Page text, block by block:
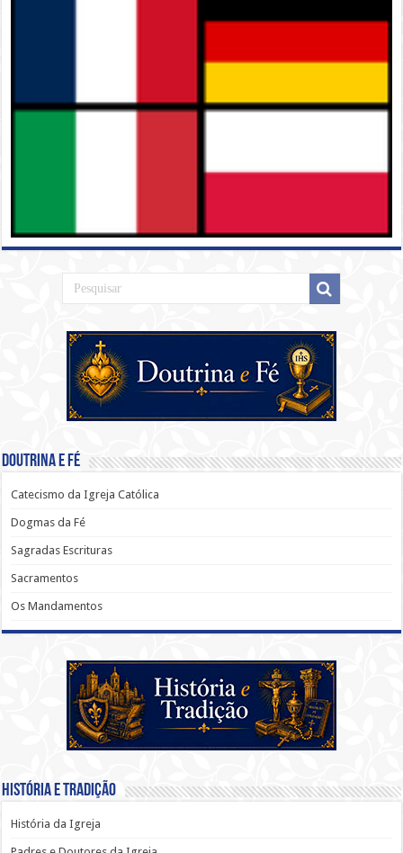
Doutrina e Fé
Catecismo da Igreja Católica
Dogmas da Fé
Sagradas Escrituras
Sacramentos
Os Mandamentos
História e Tradição
História da Igreja